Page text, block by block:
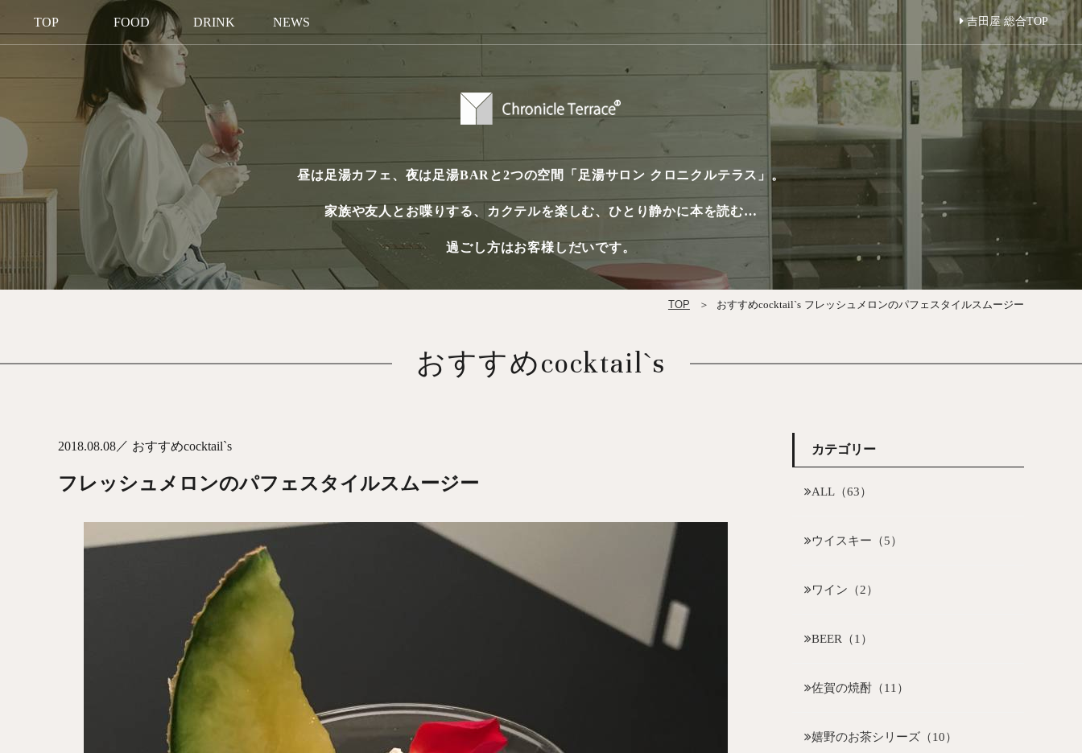
昼は足湯カフェ、夜は足湯BARと2つの空間 「足湯サロン クロニクルテラス」。
家族や友人とお喋りする、 カクテルを楽しむ、ひとり静かに本を読む…
過ごし方はお客様しだいです。
TOP FOOD DRINK NEWS 吉田屋 総合TOP
TOP おすすめcocktail`s フレッシュメロンのパフェスタイルスムージー
おすすめcocktail`s
2018.08.08 ／ おすすめcocktail`s
フレッシュメロンのパフェスタイルスムージー
カテゴリー
ALL（63）
ウイスキー（5）
ワイン（2）
BEER（1）
佐賀の焼酎（11）
嬉野のお茶シリーズ（10）